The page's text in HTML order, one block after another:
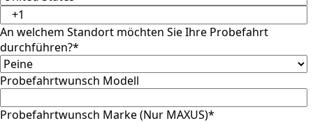
An welchem Standort möchten Sie Ihre Probefahrt
durchführen?*
Probefahrtwunsch Modell
Probefahrtwunsch Marke (Nur MAXUS)*